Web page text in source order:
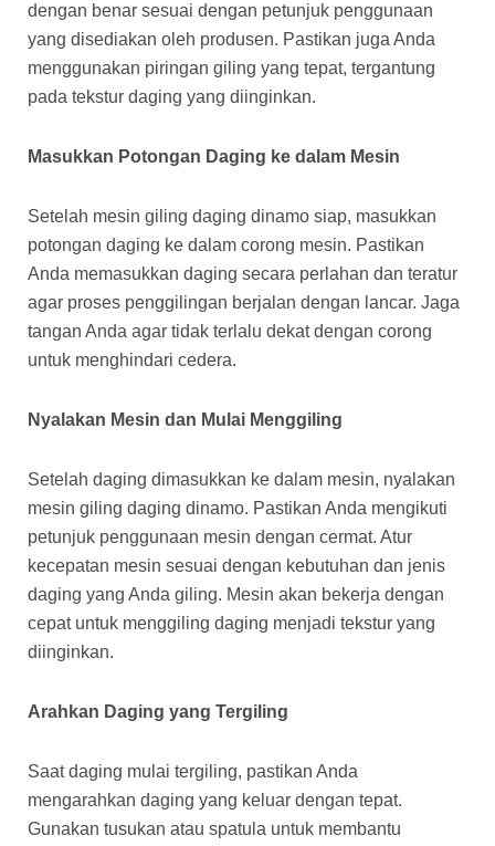
dengan benar sesuai dengan petunjuk penggunaan
yang disediakan oleh produsen. Pastikan juga Anda
menggunakan piringan giling yang tepat, tergantung
pada tekstur daging yang diinginkan.
Masukkan Potongan Daging ke dalam Mesin
Setelah mesin giling daging dinamo siap, masukkan
potongan daging ke dalam corong mesin. Pastikan
Anda memasukkan daging secara perlahan dan teratur
agar proses penggilingan berjalan dengan lancar. Jaga
tangan Anda agar tidak terlalu dekat dengan corong
untuk menghindari cedera.
Nyalakan Mesin dan Mulai Menggiling
Setelah daging dimasukkan ke dalam mesin, nyalakan
mesin giling daging dinamo. Pastikan Anda mengikuti
petunjuk penggunaan mesin dengan cermat. Atur
kecepatan mesin sesuai dengan kebutuhan dan jenis
daging yang Anda giling. Mesin akan bekerja dengan
cepat untuk menggiling daging menjadi tekstur yang
diinginkan.
Arahkan Daging yang Tergiling
Saat daging mulai tergiling, pastikan Anda
mengarahkan daging yang keluar dengan tepat.
Gunakan tusukan atau spatula untuk membantu